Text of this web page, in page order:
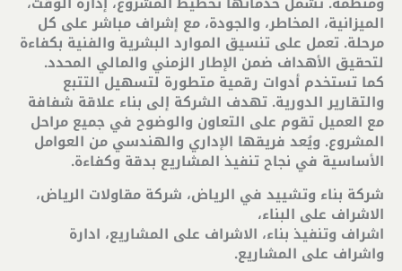
الميزانية، المخاطر، والجودة، مع إشراف مباشر على كل
مرحلة. تعمل على تنسيق الموارد البشرية والفنية بكفاءة
لتحقيق الأهداف ضمن الإطار الزمني والمالي المحدد.
كما تستخدم أدوات رقمية متطورة لتسهيل التتبع
والتقارير الدورية. تهدف الشركة إلى بناء علاقة شفافة
مع العميل تقوم على التعاون والوضوح في جميع مراحل
المشروع. ويُعد فريقها الإداري والهندسي من العوامل
الأساسية في نجاح تنفيذ المشاريع بدقة وكفاءة.
شركة بناء وتشييد في الرياض، شركة مقاولات الرياض،
الاشراف على البناء،
اشراف وتنفيذ بناء، الاشراف على المشاريع، ادارة
واشراف على المشاريع.